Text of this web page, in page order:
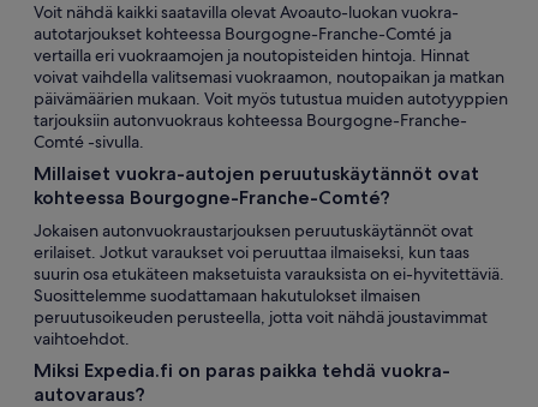
Voit nähdä kaikki saatavilla olevat Avoauto-luokan vuokra-
autotarjoukset kohteessa Bourgogne-Franche-Comté ja
vertailla eri vuokraamojen ja noutopisteiden hintoja. Hinnat
voivat vaihdella valitsemasi vuokraamon, noutopaikan ja matkan
päivämäärien mukaan. Voit myös tutustua muiden autotyyppien
tarjouksiin autonvuokraus kohteessa Bourgogne-Franche-
Comté -sivulla.
Millaiset vuokra-autojen peruutuskäytännöt ovat
kohteessa Bourgogne-Franche-Comté?
Jokaisen autonvuokraustarjouksen peruutuskäytännöt ovat
erilaiset. Jotkut varaukset voi peruuttaa ilmaiseksi, kun taas
suurin osa etukäteen maksetuista varauksista on ei-hyvitettäviä.
Suosittelemme suodattamaan hakutulokset ilmaisen
peruutusoikeuden perusteella, jotta voit nähdä joustavimmat
vaihtoehdot.
Miksi Expedia.fi on paras paikka tehdä vuokra-
autovaraus?